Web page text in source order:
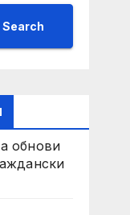
Search
обнови